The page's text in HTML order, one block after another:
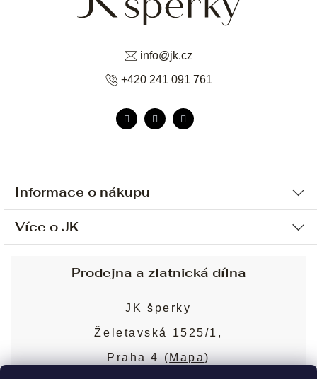
Informace o nákupu
Ochrana osobních údajů
Sjednání osobní schůzky
Obchodní podmínky
Puncovní značky
Více o JK
Blog
info@jk.cz
+420 241 091 761
Prodejna a zlatnická dílna
JK šperky
Želetavská 1525/1,
Praha 4 ( Mapa)